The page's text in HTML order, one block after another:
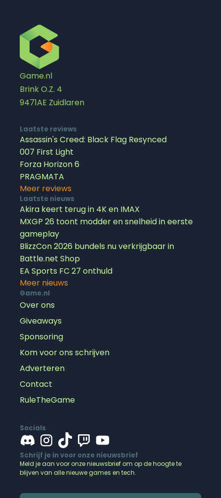
Game.nl
Brink O.Z. 4
9471AE Zuidlaren
Laatste reviews
Assassin's Creed: Black Flag Resynced
007 First Light
Forza Horizon 6
PRAGMATA
Meer reviews
Laatste nieuws
Akira keert terug in 4K en IMAX
MXGP 26 toont modder en snelheid in eerste
gameplay
BlizzCon 2026 bundels nu verkrijgbaar in
Battle.net Shop
EA Sports FC 27 onthuld
Meer nieuws
Game.nl
Over ons
Giveaways
Sponsoring
Kom voor ons schrijven
Adverteren
Contact
RuleTheGame
Socials
Schrijf je in voor onze nieuwsbrief
Meld je aan voor onze nieuwsbrief om op de hoogte te
blijven van alle nieuwe games en tech.